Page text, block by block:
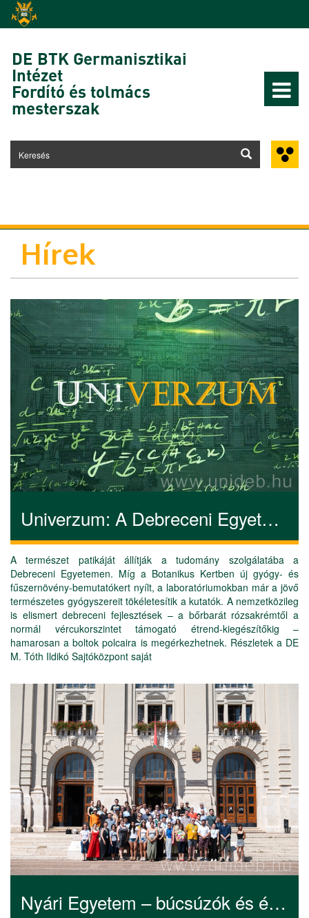
Ugrás a tartalomra
DE BTK Germanisztikai
Intézet
Fordító és tolmács
mesterszak
Hírek
Univerzum: A Debreceni Egyetem titkos receptjei
A természet patikáját állítják a tudomány szolgálatába a
Debreceni Egyetemen. Míg a Botanikus Kertben új gyógy- és
fűszernövény-bemutatókert nyílt, a laboratóriumokban már a jövő
természetes gyógyszereit tökéletesítik a kutatók. A nemzetközileg
is elismert debreceni fejlesztések – a bőrbarát rózsakrémtől a
normál vércukorszintet támogató étrend-kiegészítőkig –
hamarosan a boltok polcaira is megérkezhetnek. Részletek a DE
M. Tóth Ildikó Sajtóközpont saját
Nyári Egyetem – búcsúzók és érkezők